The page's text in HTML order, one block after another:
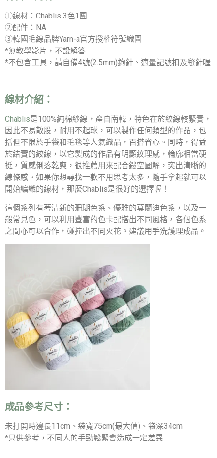
①線材：Chablis 3色1團
②配件：NA
③韓國毛線品牌Yarn-a官方授權符號織圖
*無教學影片，不設解答
*不包含工具，請自備4號(2.5mm)鉤針、適量記號扣及縫針喔
線材介紹：
Chablis是100%純棉紗線，產自南韓，特色在於絞線較緊實，
因此不易散股，耐用不起球，可以製作任何類型的作品，包
括但不限於手袋和毛毯等人氣織品，百搭省心。同時，得益
於結實的絞線，以它製成的作品有明顯紋理感，輪廓相當硬
挺，質感俐落乾爽，很推薦用來配合鏤空圖解，突出清晰的
線條感。如果你想尋找一款不用思考太多，隨手拿起就可以
開始編織的線材，那麼Chablis是很好的選擇喔！
這個系列有著清新的珊瑚色系、優雅的莫蘭迪色系，以及一
般常見色，可以利用豐富的色卡配搭出不同風格，各個色系
之間亦可以合作，碰撞出不同火花。建議用手洗護理成品。
成品參考尺寸：
未打開時邊長11cm、袋寬75cm(最大值)、袋深34cm
*只供參考，不同人的手勁鬆緊會造成一定差異